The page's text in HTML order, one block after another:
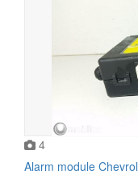
4
Alarm module